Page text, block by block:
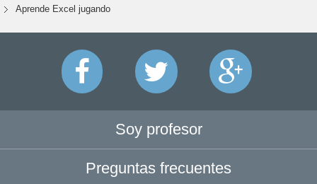
Aprende Excel jugando
Soy profesor
Preguntas frecuentes